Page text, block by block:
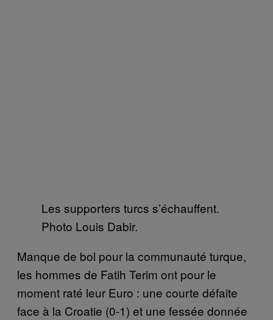
Les supporters turcs s’échauffent.
Photo Louis Dabir.
Manque de bol pour la communauté turque,
les hommes de Fatih Terim ont pour le
moment raté leur Euro : une courte défaite
face à la Croatie (0-1) et une fessée donnée